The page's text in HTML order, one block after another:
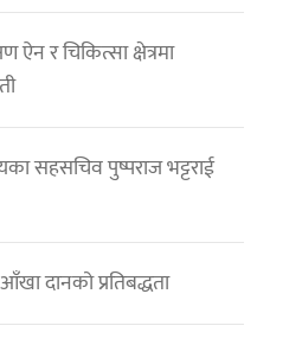
ऐन र चिकित्सा क्षेत्रमा
सहसचिव पुष्पराज भट्टराई
दानको प्रतिबद्धता